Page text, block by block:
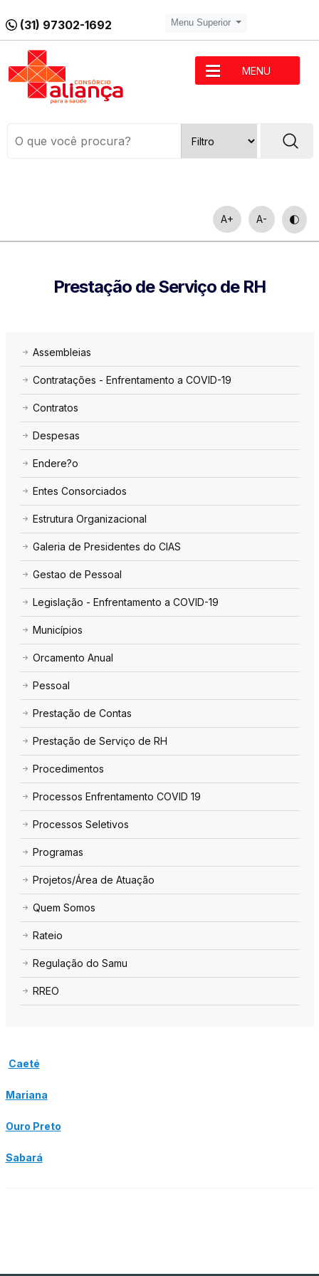
(31) 97302-1692 Menu Superior
MENU
A+ A-
Prestação de Serviço de RH
Assembleias
Contratações - Enfrentamento a COVID-19
Contratos
Despesas
Endere?o
Entes Consorciados
Estrutura Organizacional
Galeria de Presidentes do CIAS
Gestao de Pessoal
Legislação - Enfrentamento a COVID-19
Municípios
Orcamento Anual
Pessoal
Prestação de Contas
Prestação de Serviço de RH
Procedimentos
Processos Enfrentamento COVID 19
Processos Seletivos
Programas
Projetos/Área de Atuação
Quem Somos
Rateio
Regulação do Samu
RREO
Caeté
Mariana
Ouro Preto
Sabará